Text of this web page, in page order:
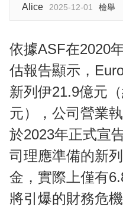
Alice 2025-12-01 檢舉
依據ASF在2020
估報告顯示，
新列伊21.9億元
元），公司營業
於2023年正式宣
司理應準備的新
金，實際上僅有
將引爆的財務危